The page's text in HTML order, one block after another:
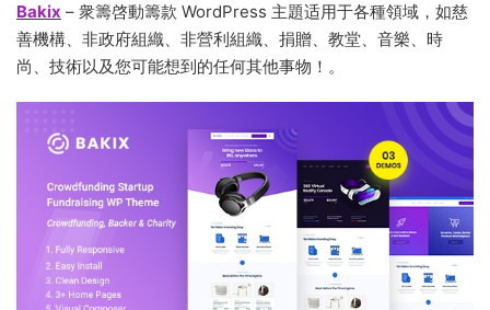
Bakix – 衆籌啓動籌款 WordPress 主題适用于各種領域，如慈
善機構、非政府組織、非營利組織、捐贈、教堂、音樂、時
尚、技術以及您可能想到的任何其他事物！。